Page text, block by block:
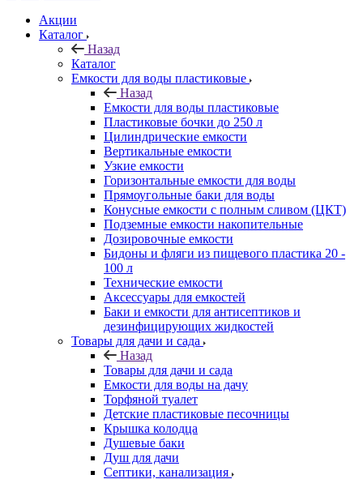
Акции
Каталог
Назад
Каталог
Емкости для воды пластиковые
Назад
Емкости для воды пластиковые
Пластиковые бочки до 250 л
Цилиндрические емкости
Вертикальные емкости
Узкие емкости
Горизонтальные емкости для воды
Прямоугольные баки для воды
Конусные емкости с полным сливом (ЦКТ)
Подземные емкости накопительные
Дозировочные емкости
Бидоны и фляги из пищевого пластика 20 -
100 л
Технические емкости
Аксессуары для емкостей
Баки и емкости для антисептиков и
дезинфицирующих жидкостей
Товары для дачи и сада
Назад
Товары для дачи и сада
Емкости для воды на дачу
Торфяной туалет
Детские пластиковые песочницы
Крышка колодца
Душевые баки
Душ для дачи
Септики, канализация